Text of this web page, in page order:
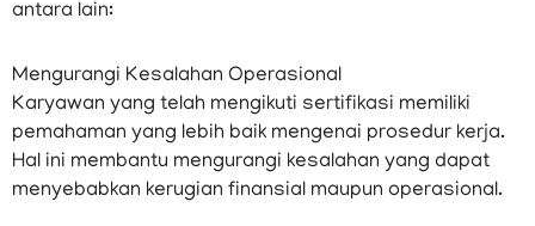
antara lain:
Mengurangi Kesalahan Operasional
Karyawan yang telah mengikuti sertifikasi memiliki
pemahaman yang lebih baik mengenai prosedur kerja.
Hal ini membantu mengurangi kesalahan yang dapat
menyebabkan kerugian finansial maupun operasional.